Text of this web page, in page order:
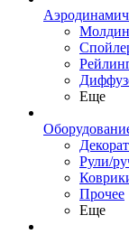
Еще
Рули/
Прочее
Еще